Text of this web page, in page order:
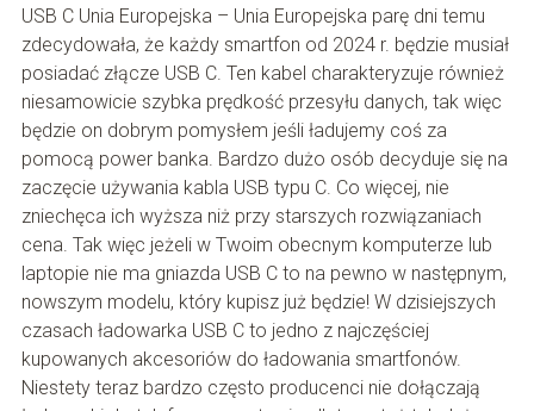
USB C Unia Europejska – Unia Europejska parę dni temu
zdecydowała, że każdy smartfon od 2024 r. będzie musiał
posiadać złącze USB C. Ten kabel charakteryzuje również
niesamowicie szybka prędkość przesyłu danych, tak więc
będzie on dobrym pomysłem jeśli ładujemy coś za
pomocą power banka. Bardzo dużo osób decyduje się na
zaczęcie używania kabla USB typu C. Co więcej, nie
zniechęca ich wyższa niż przy starszych rozwiązaniach
cena. Tak więc jeżeli w Twoim obecnym komputerze lub
laptopie nie ma gniazda USB C to na pewno w następnym,
nowszym modelu, który kupisz już będzie! W dzisiejszych
czasach ładowarka USB C to jedno z najczęściej
kupowanych akcesoriów do ładowania smartfonów.
Niestety teraz bardzo często producenci nie dołączają